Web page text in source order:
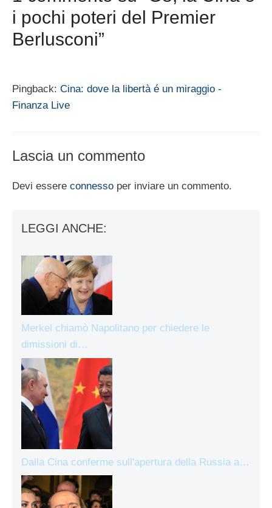
i pochi poteri del Premier
Berlusconi”
Pingback: Cina: dove la libertà é un miraggio -
Finanza Live
Lascia un commento
Devi essere connesso per inviare un commento.
LEGGI ANCHE:
Merkel chiamò Napolitano per chiedere le
dimissioni di…
Dalla Cina conferme sull'apertura della Russia a…